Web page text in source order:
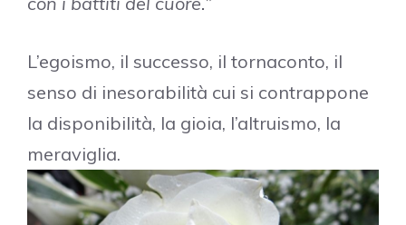
L’egoismo, il successo, il tornaconto, il
senso di inesorabilità cui si contrappone
la disponibilità, la gioia, l’altruismo, la
meraviglia.